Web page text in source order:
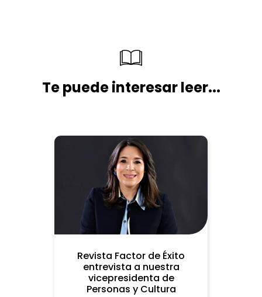
Te puede interesar leer...
Revista Factor de Éxito
entrevista a nuestra
vicepresidenta de
Personas y Cultura